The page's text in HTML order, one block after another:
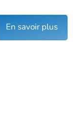
En savoir plus